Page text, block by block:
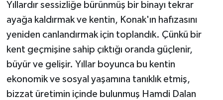
Yıllardır sessizliğe bürünmüş bir binayı tekrar
ayağa kaldırmak ve kentin, Konak'ın hafızasını
yeniden canlandırmak için toplandık. Çünkü bir
kent geçmişine sahip çıktığı oranda güçlenir,
büyür ve gelişir. Yıllar boyunca bu kentin
ekonomik ve sosyal yaşamına tanıklık etmiş,
bizzat üretimin içinde bulunmuş Hamdi Dalan